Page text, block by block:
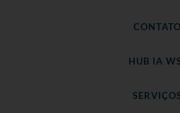
CONTATO
HUB IA